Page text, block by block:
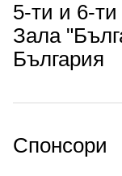
5-ти и 6-
Зала
България
Спонсори